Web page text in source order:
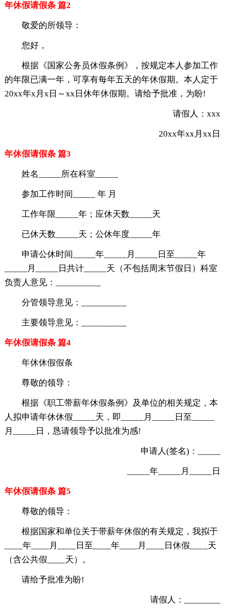
年休假请假条 篇2
敬爱的所领导：
您好，
根据《国家公务员休假条例》，按规定本人参加工作
的年限已满一年，可享有每年五天的年休假期。本人定于
20xx年x月x日～xx日休年休假期。请给予批准，为盼!
请假人：xxx
20xx年xx月xx日
年休假请假条 篇3
姓名_____所在科室_____
参加工作时间_____ 年 月
工作年限_____年；应休天数_____天
已休天数_____天；公休年度_____年
申请公休时间_____年_____月_____日至_____年
_____月_____日共计_____天（不包括周末节假日）科室
负责人意见：__________
分管领导意见：__________
主要领导意见：__________
年休假请假条 篇4
年休休假假条
尊敬的领导：
根据《职工带薪年休假条例》及单位的相关规定，本
人拟申请年休休假_____天，即_____月_____日至_____
月_____日，恳请领导予以批准为感!
申请人(签名)：_____
_____年_____月_____日
年休假请假条 篇5
尊敬的领导：
根据国家和单位关于带薪年休假的有关规定，我拟于
____年____月____日至____年____月____日休假____天
（含公共假____天）。
请给予批准为盼!
请假人：________